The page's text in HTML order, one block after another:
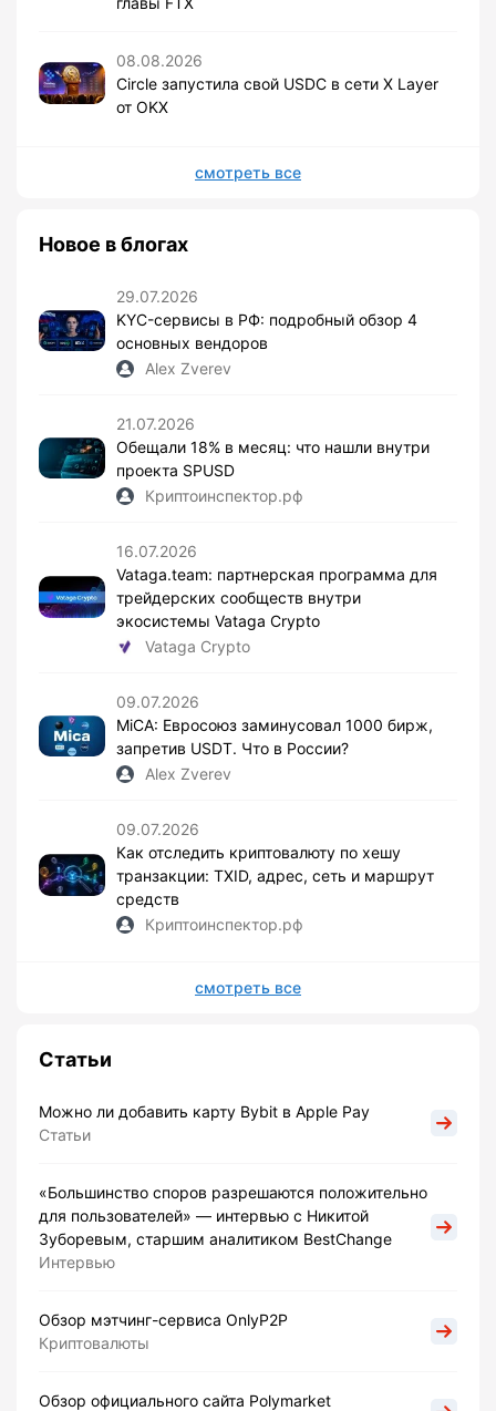
08.08.2026
Circle запустила свой USDC в сети X Layer
от OKX
смотреть все
Новое в блогах
29.07.2026
KYC-сервисы в РФ: подробный обзор 4
основных вендоров
Alex Zverev
21.07.2026
Обещали 18% в месяц: что нашли внутри
проекта SPUSD
Криптоинспектор.рф
16.07.2026
Vataga.team: партнерская программа для
трейдерских сообществ внутри
экосистемы Vataga Crypto
Vataga Crypto
09.07.2026
MiCA: Евросоюз заминусовал 1000 бирж,
запретив USDT. Что в России?
Alex Zverev
09.07.2026
Как отследить криптовалюту по хешу
транзакции: TXID, адрес, сеть и маршрут
средств
Криптоинспектор.рф
смотреть все
Статьи
Можно ли добавить карту Bybit в Apple Pay
Статьи
«Большинство споров разрешаются положительно
для пользователей» — интервью с Никитой
Зуборевым, старшим аналитиком BestChange
Интервью
Обзор мэтчинг-сервиса OnlyP2P
Криптовалюты
Обзор официального сайта Polymarket